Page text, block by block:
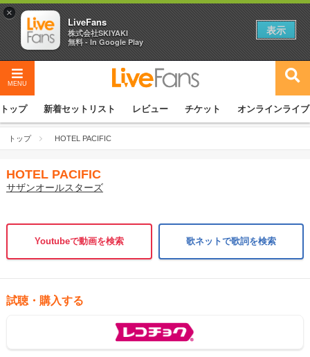
MENU
トップ 新着セットリスト レビュー チケット オンラインライブ
トップ HOTEL PACIFIC
HOTEL PACIFIC
サザンオールスターズ
Youtubeで動画を検索 歌ネットで歌詞を検索
試聴・購入する
×
LiveFans
株式会社SKIYAKI
無料 - In Google Play
表示